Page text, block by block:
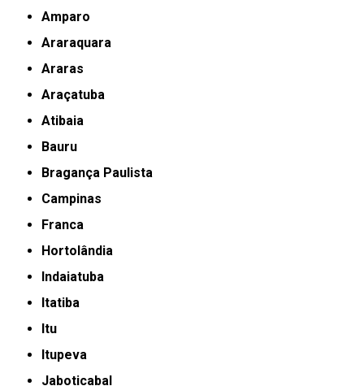
Amparo
Araraquara
Araras
Araçatuba
Atibaia
Bauru
Bragança Paulista
Campinas
Franca
Hortolândia
Indaiatuba
Itatiba
Itu
Itupeva
Jaboticabal